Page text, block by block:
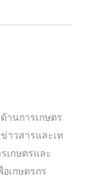
านการเกษตร
าวสารและเท
เกษตรและ
เกษตรกร